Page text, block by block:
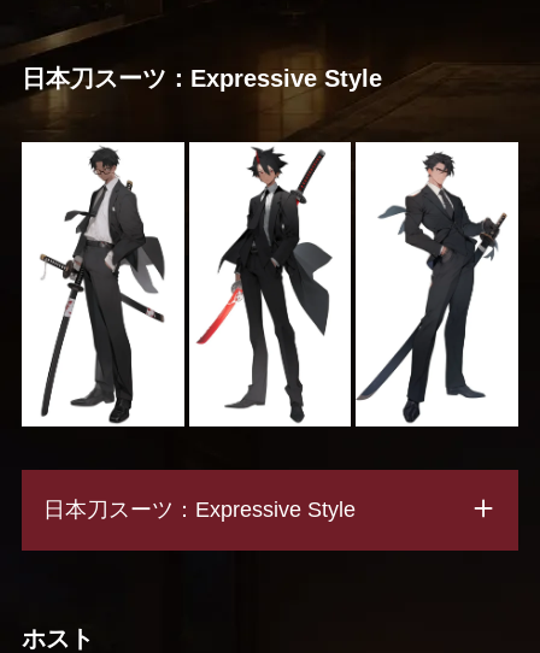
日本刀スーツ：Expressive Style
日本刀スーツ：Expressive Style
ホスト